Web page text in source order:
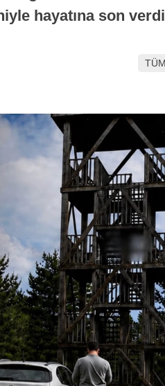
hayatına son